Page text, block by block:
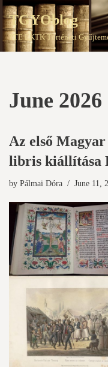
Skip
to
TGYOblog
PTE EKTK Történeti
June 2026
Az első
libris kiállítása
by Pálmai Dóra June 11,